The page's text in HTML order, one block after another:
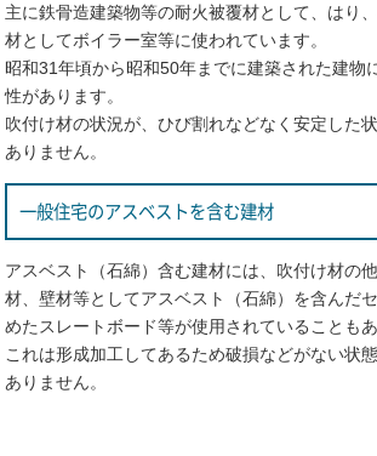
主に鉄骨造建築物等の耐火被覆材として、はり
材としてボイラー室等に使われています。
昭和31年頃から昭和50年までに建築された建物
性があります。
吹付け材の状況が、ひび割れなどなく安定した
ありません。
一般住宅のアスベストを含む建材
アスベスト（石綿）含む建材には、吹付け材の
材、壁材等としてアスベスト（石綿）を含んだ
めたスレートボード等が使用されていることもあ
これは形成加工してあるため破損などがない状
ありません。